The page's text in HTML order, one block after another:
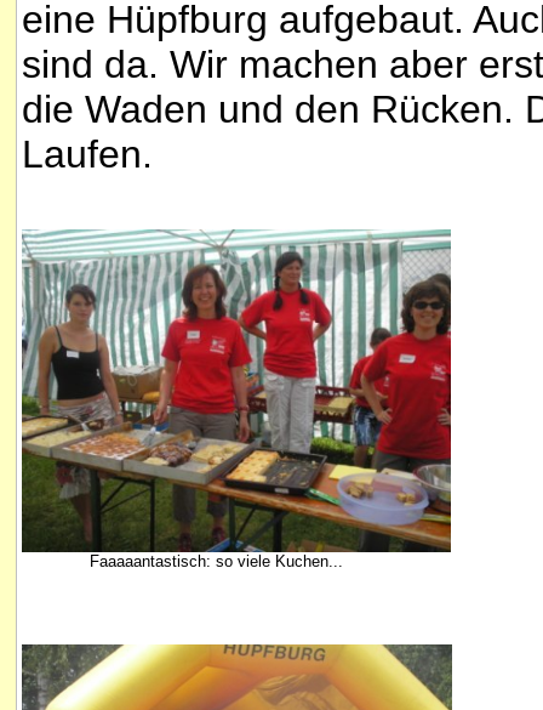
eine Hüpfburg aufgebaut.
sind da. Wir machen aber
die Waden und den Rücken.
Laufen.
Faaaaantastisch: so viele Kuchen...